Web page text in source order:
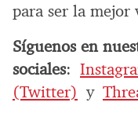
para ser la mejor
Síguenos en
sociales:
(Twitter) y